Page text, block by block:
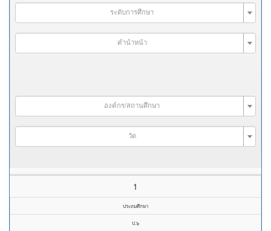
ระดับการศึกษา
คำนำหน้า
องค์กร/สถานศึกษา
วัด
1
ประถมศึกษา
ป.๖